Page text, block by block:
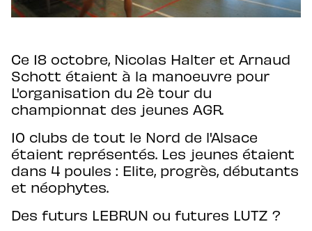
Ce 18 octobre, Nicolas Halter et Arnaud
Schott étaient à la manoeuvre pour
L'organisation du 2è tour du
championnat des jeunes AGR.
10 clubs de tout le Nord de l'Alsace
étaient représentés. Les jeunes étaient
dans 4 poules : Elite, progrès, débutants
et néophytes.
Des futurs LEBRUN ou futures LUTZ ?